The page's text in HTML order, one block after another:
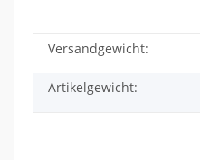
Produkteigenschaft
Wert
Versandgewicht:
Artikelgewicht: